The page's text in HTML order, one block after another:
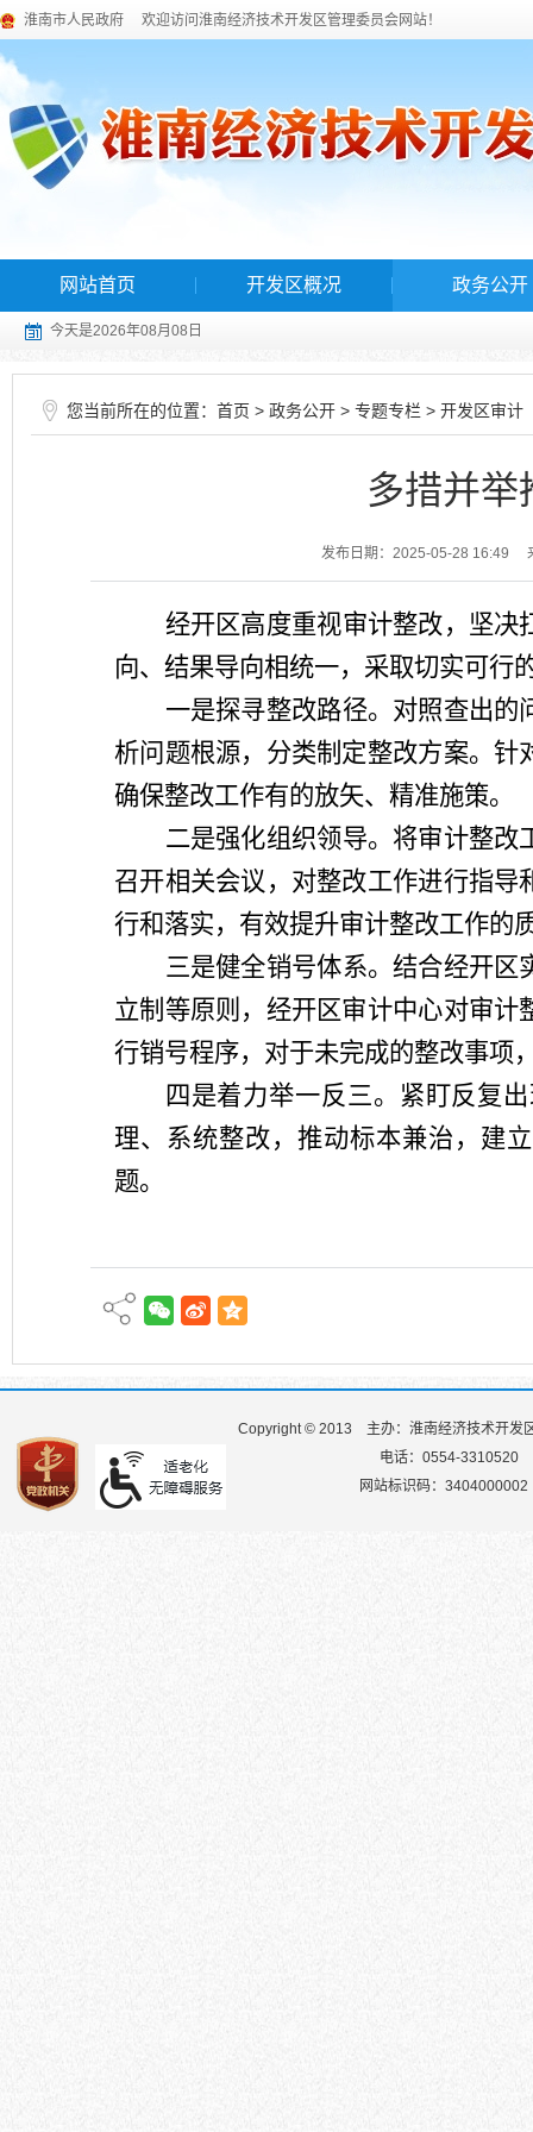
淮南市人民政府 欢迎访问淮南经济技术开发区管理委员会网站！
网站首页 开发区概况 政务公开
今天是2026年08月08日
您当前所在的位置： 首页 > 政务公开 > 专题专栏 > 开发区审计
多措并举
发布日期：2025-05-28 16:49
经开区高度重视审计整改，坚决
向、结果导向相统一，采取切实可行
一是探寻整改路径。 对照查出的
析问题根源，分类制定整改方案。
确保整改工作有的放矢、精准施策。
二是强化组织领导。将审计整改
召开相关会议，对整改工作进行指
行和落实，有效提升审计整改工作的
三是健全销号体系。结合经开
立制等原则，经开区审计中心对审
行销号程序，对于未完成的整改事项
四是着力举一反三。 紧盯反复
理、系统整改，推动标本兼治，建
题。
Copyright © 2013
主办：淮南经济技术开发
电话：0554-3310520
网站标识码：3404000002